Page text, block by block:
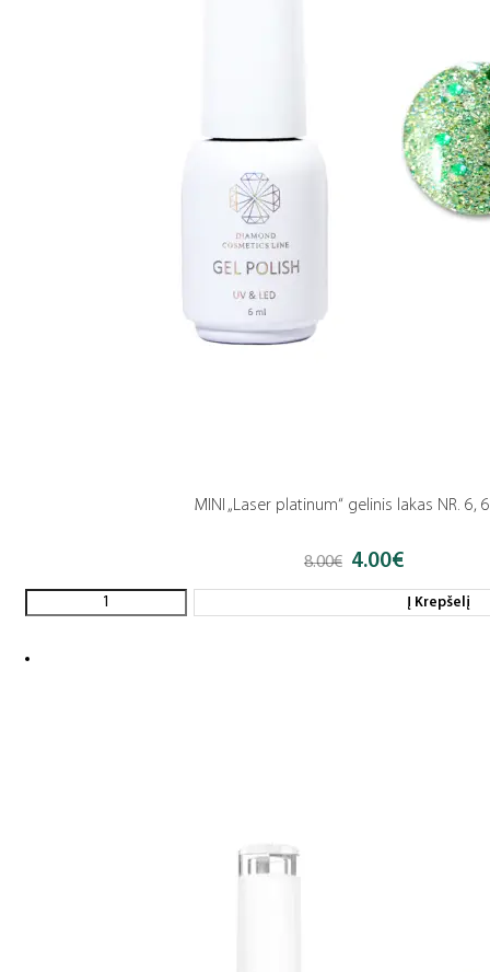
MINI „Laser platinum“ gelinis lakas NR. 6,
8.00€ Original
4.00€Current
is:Į Krepšelį